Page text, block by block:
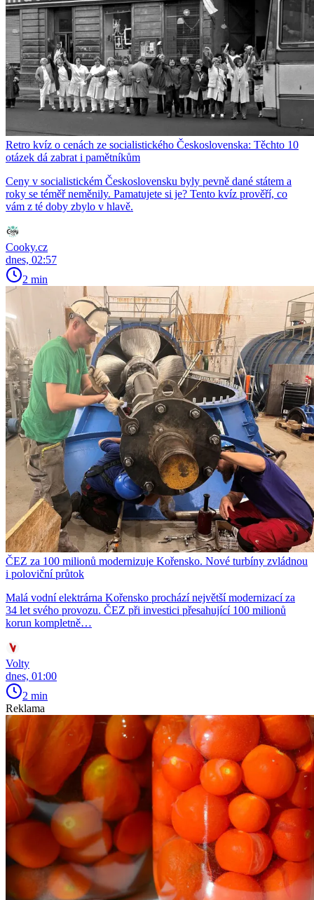
Retro kvíz o cenách ze socialistického Československa: Těchto 10
otázek dá zabrat i pamětníkům
Ceny v socialistickém Československu byly pevně dané státem a
roky se téměř neměnily. Pamatujete si je? Tento kvíz prověří, co
vám z té doby zbylo v hlavě.
Cooky.cz
dnes, 02:57
2 min
ČEZ za 100 milionů modernizuje Kořensko. Nové turbíny zvládnou
i poloviční průtok
Malá vodní elektrárna Kořensko prochází největší modernizací za
34 let svého provozu. ČEZ při investici přesahující 100 milionů
korun kompletně…
Volty
dnes, 01:00
2 min
Reklama